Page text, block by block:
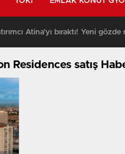
Atina’yı bıraktı! Yeni
Residences satış